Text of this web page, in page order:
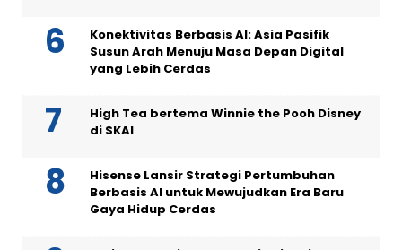
Konektivitas Berbasis AI: Asia Pasifik
Susun Arah Menuju Masa Depan Digital
yang Lebih Cerdas
High Tea bertema Winnie the Pooh Disney
di SKAI
Hisense Lansir Strategi Pertumbuhan
Berbasis AI untuk Mewujudkan Era Baru
Gaya Hidup Cerdas